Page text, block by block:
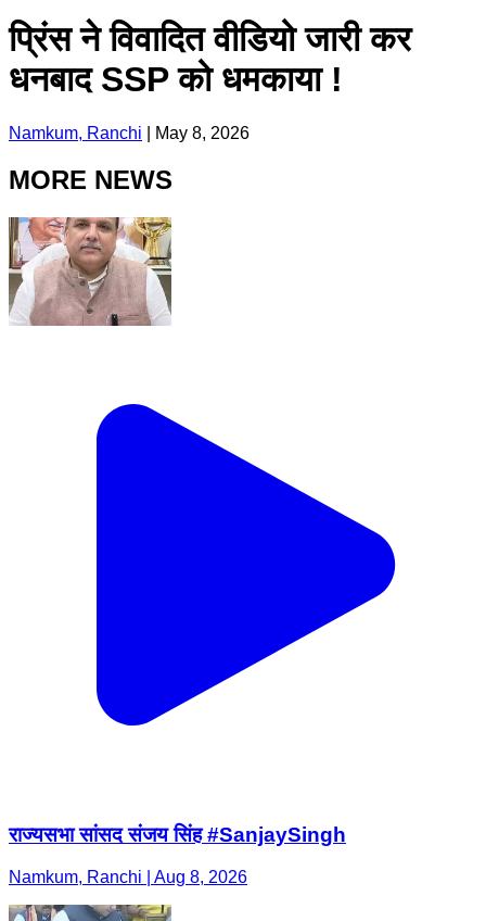
प्रिंस ने विवादित वीडियो जारी कर
धनबाद SSP को धमकाया !
Namkum, Ranchi May 8, 2026
MORE NEWS
राज्यसभा सांसद संजय सिंह #SanjaySingh
Namkum, Ranchi | Aug 8, 2026